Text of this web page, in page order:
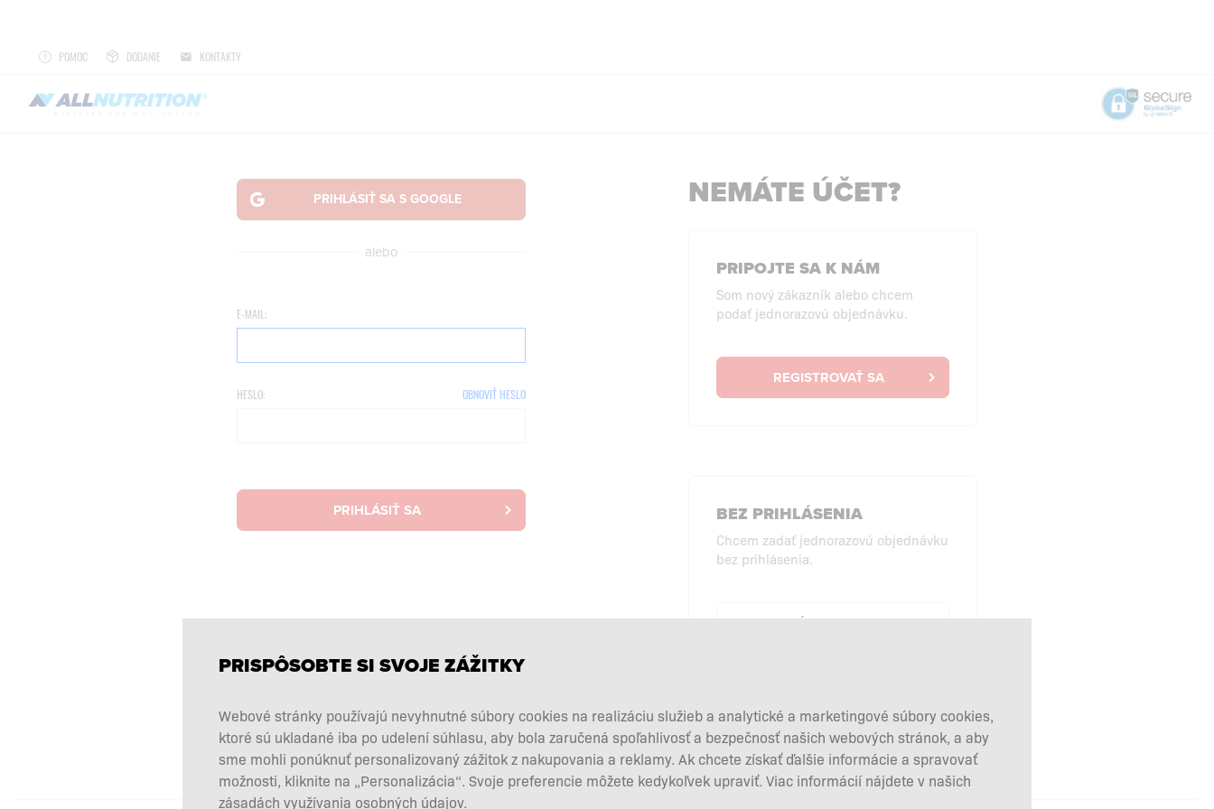
POMOC DODANIE KONTAKTY
alebo
E-MAIL:
HESLO: OBNOVIŤ HESLO
PRIHLÁSIŤ SA
NEMÁTE ÚČET?
PRIPOJTE SA K NÁM
Som nový zákazník alebo chcem
podať jednorazovú objednávku.
REGISTROVAŤ SA
BEZ PRIHLÁSENIA
Chcem zadať jednorazovú objednávku
bez prihlásenia.
NÁKUPY BEZ
PRISPÔSOBTE SI SVOJE ZÁŽITKY
Webové stránky používajú nevyhnutné súbory cookies na realizáciu služieb a analytické a marketingové súbory cookies,
ktoré sú ukladané iba po udelení súhlasu, aby bola zaručená spoľahlivosť a bezpečnosť našich webových stránok, a aby
sme mohli ponúknuť personalizovaný zážitok z nakupovania a reklamy. Ak chcete získať ďalšie informácie a spravovať
možnosti, kliknite na „Personalizácia“. Svoje preferencie môžete kedykoľvek upraviť. Viac informácií nájdete v našich
zásadách využívania osobných údajov.